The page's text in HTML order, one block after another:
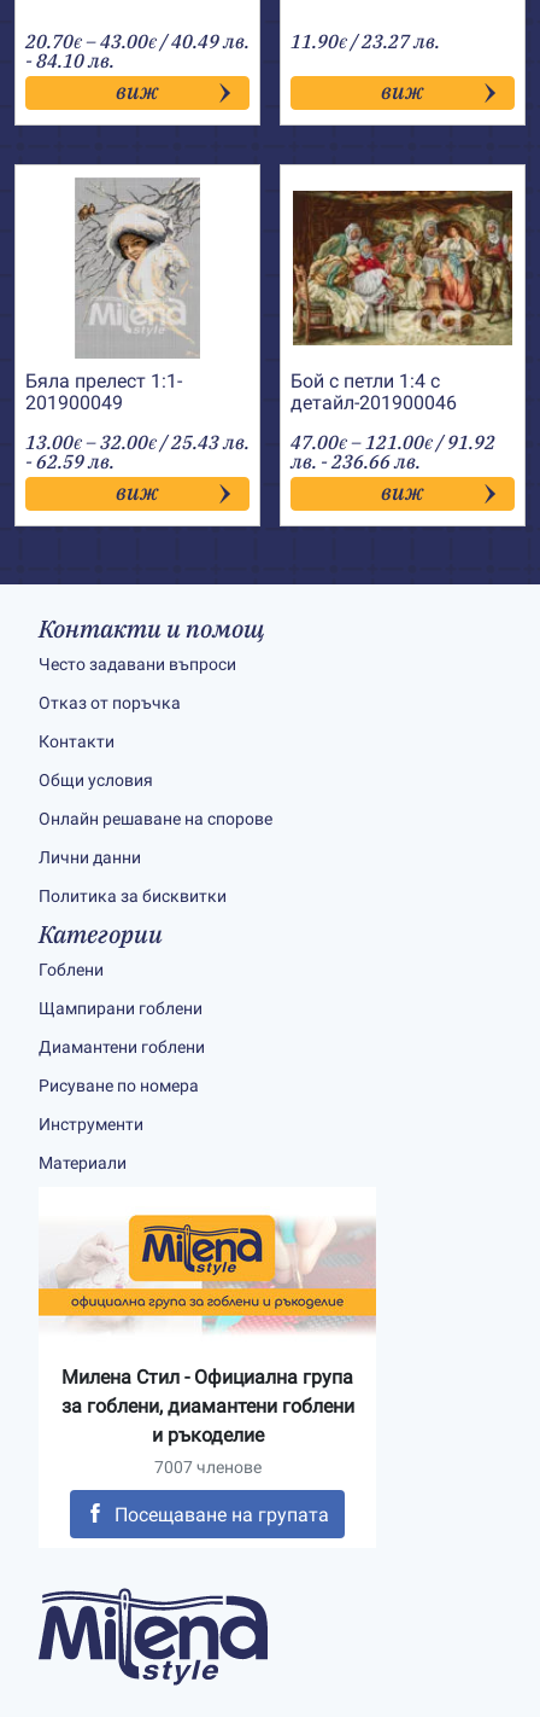
20.70€ –43.00€Price
range:
20.70€
through
43.00€
/ 40.49 лв.
- 84.10 лв.
виж
11.90€ / 23.27 лв.
виж
Бяла прелест 1:1-
201900049
13.00€ –32.00€Price
range:
13.00€
through
32.00€
/ 25.43 лв.
- 62.59 лв.
виж
Бой с петли 1:4 с
детайл-201900046
47.00€ –121.00€Price
range:
47.00€
through
121.00€
/ 91.92
лв. - 236.66 лв.
виж
Контакти и помощ
Често задавани въпроси
Отказ от поръчка
Контакти
Общи условия
Онлайн решаване на спорове
Лични данни
Политика за бисквитки
Категории
Гоблени
Щампирани гоблени
Диамантени гоблени
Рисуване по номера
Инструменти
Материали
Милена Стил - Официална група
за гоблени, диамантени гоблени
и ръкоделие
7007 членове
Посещаване на групата